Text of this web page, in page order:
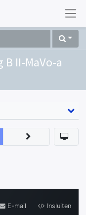
II-MaVo-a